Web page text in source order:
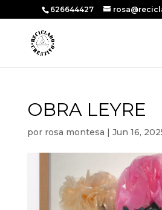
626644427
OBRA LEYRE
por rosa montesa | Jun 16,